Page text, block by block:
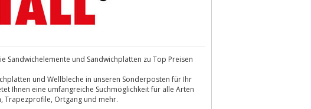
Sandwichelemente und Sandwichplatten zu Top Preisen
und Wellbleche in unseren Sonderposten für Ihr
Ihnen eine umfangreiche Suchmöglichkeit für alle Arten
Trapezprofile, Ortgang und mehr.